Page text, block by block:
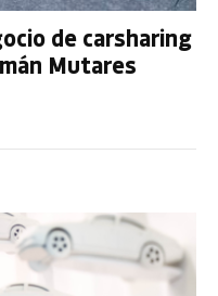
de carsharing
Mutares